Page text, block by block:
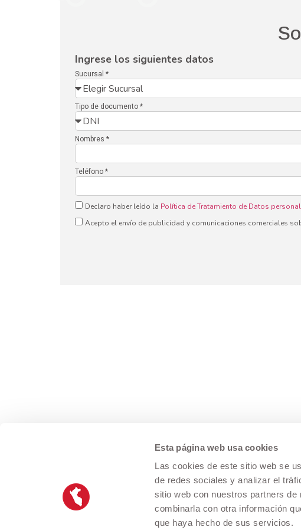
Esta página web usa cookies
Las cookies de este sitio web se
de redes sociales y analizar el
sitio web con nuestros partners
combinarla con otra información
que haya hecho de sus servicios.
Ingrese los siguientes datos
Sucursal *
Tipo de documento *
Nombres *
Teléfono *
Declaro haber leído la Política de Tratamiento de Datos
Acepto el envío de publicidad y comunicaciones comerciales